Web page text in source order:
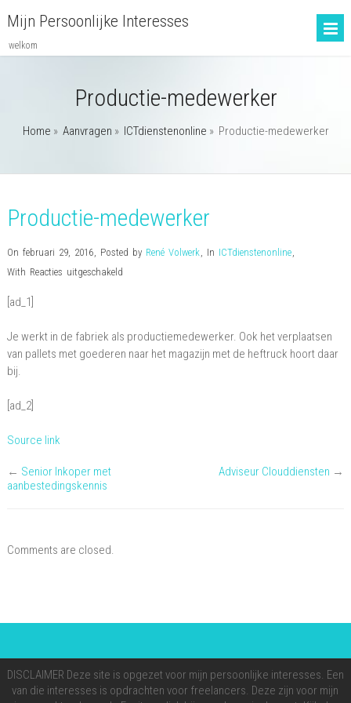
Mijn Persoonlijke Interesses
welkom
Productie-medewerker
Home » Aanvragen » ICTdienstenonline » Productie-medewerker
Productie-medewerker
On februari 29, 2016, Posted by René Volwerk, In ICTdienstenonline,
With Reacties uitgeschakeldvoor
[ad_1]
Je werkt in de fabriek als productiemedewerker. Ook het verplaatsen
van pallets met goederen naar het magazijn met de heftruck hoort daar
bij.
[ad_2]
Source link
← Senior Inkoper met
aanbestedingskennis
Adviseur Clouddiensten →
Comments are closed.
DISCLAIMER Deze site is opgezet voor mijn persoonlijke interesses. Een
van die interesses is opdrachten voor freelancers. Deze zijn voor mijn